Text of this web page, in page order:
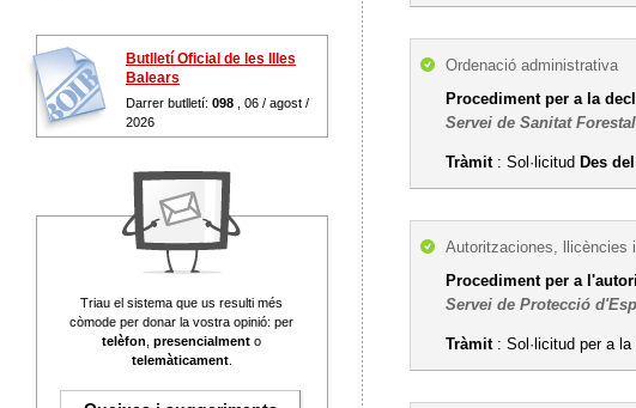
Ordenació administrativa
Procediment per a la
Servei de Sanitat Forestal
Tràmit: Sol·licitud Des del
Autoritzaciones, llicències
Procediment per a
Servei de Protecció
Tràmit: Sol·licitud per a la
Butlletí Oficial de les Illes
Balears
Darrer butlletí:098 , 06 / agost /
2026
Triau el sistema que us resulti més
còmode per donar la vostra opinió: per
telèfon ,presencialment o
telemàticament.